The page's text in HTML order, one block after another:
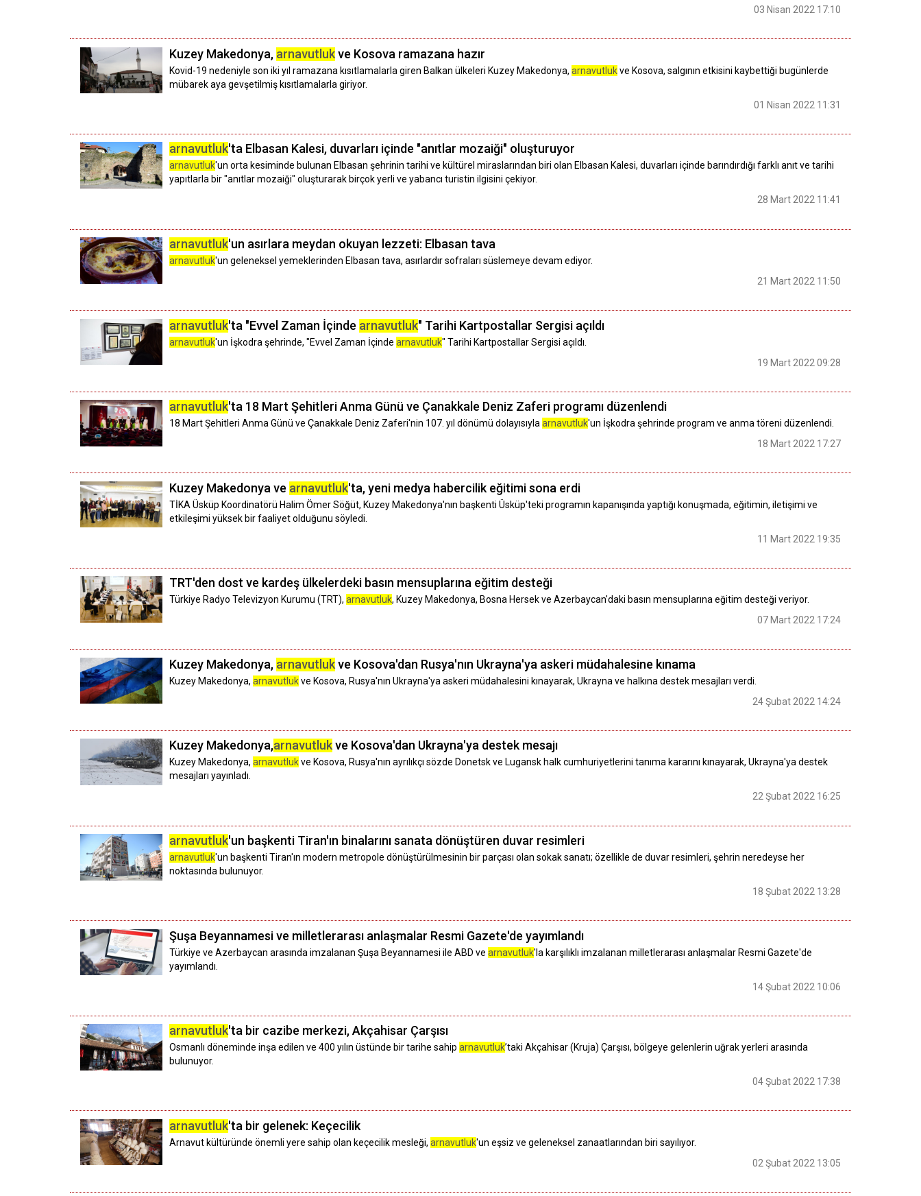
03 Nisan 2022 17:10
Kuzey Makedonya, arnavutlukve Kosova ramazana hazır
Kovid-19 nedeniyle son iki yıl ramazana kısıtlamalarla giren Balkan ülkeleri Kuzey Makedonya, arnavutlukve Kosova, salgının etkisini kaybettiği bugünlerde
mübarek aya gevşetilmiş kısıtlamalarla giriyor.
01 Nisan 2022 11:31
arnavutluk'ta Elbasan Kalesi, duvarları içinde "anıtlar mozaiği" oluşturuyor
arnavutluk'un orta kesiminde bulunan Elbasan şehrinin tarihi ve kültürel miraslarından biri olan Elbasan Kalesi, duvarları içinde barındırdığı farklı anıt ve tarihi
yapıtlarla bir "anıtlar mozaiği" oluşturarak birçok yerli ve yabancı turistin ilgisini çekiyor.
28 Mart 2022 11:41
arnavutluk'un asırlara meydan okuyan lezzeti: Elbasan tava
arnavutluk'un geleneksel yemeklerinden Elbasan tava, asırlardır sofraları süslemeye devam ediyor.
21 Mart 2022 11:50
arnavutluk'ta "Evvel Zaman İçinde arnavutluk" Tarihi Kartpostallar Sergisi açıldı
arnavutluk'un İşkodra şehrinde, "Evvel Zaman İçinde arnavutluk" Tarihi Kartpostallar Sergisi açıldı.
19 Mart 2022 09:28
arnavutluk'ta 18 Mart Şehitleri Anma Günü ve Çanakkale Deniz Zaferi programı düzenlendi
18 Mart Şehitleri Anma Günü ve Çanakkale Deniz Zaferi'nin 107. yıl dönümü dolayısıyla arnavutluk'un İşkodra şehrinde program ve anma töreni düzenlendi.
18 Mart 2022 17:27
Kuzey Makedonya ve arnavutluk'ta, yeni medya habercilik eğitimi sona erdi
TİKA Üsküp Koordinatörü Halim Ömer Söğüt, Kuzey Makedonya'nın başkenti Üsküp'teki programın kapanışında yaptığı konuşmada, eğitimin, iletişimi ve
etkileşimi yüksek bir faaliyet olduğunu söyledi.
11 Mart 2022 19:35
TRT'den dost ve kardeş ülkelerdeki basın mensuplarına eğitim desteği
Türkiye Radyo Televizyon Kurumu (TRT), arnavutluk, Kuzey Makedonya, Bosna Hersek ve Azerbaycan'daki basın mensuplarına eğitim desteği veriyor.
07 Mart 2022 17:24
Kuzey Makedonya, arnavutlukve Kosova'dan Rusya'nın Ukrayna'ya askeri müdahalesine kınama
Kuzey Makedonya, arnavutlukve Kosova, Rusya'nın Ukrayna'ya askeri müdahalesini kınayarak, Ukrayna ve halkına destek mesajları verdi.
24 Şubat 2022 14:24
Kuzey Makedonya,arnavutlukve Kosova'dan Ukrayna'ya destek mesajı
Kuzey Makedonya, arnavutlukve Kosova, Rusya'nın ayrılıkçı sözde Donetsk ve Lugansk halk cumhuriyetlerini tanıma kararını kınayarak, Ukrayna'ya destek
mesajları yayınladı.
22 Şubat 2022 16:25
arnavutluk'un başkenti Tiran'ın binalarını sanata dönüştüren duvar resimleri
arnavutluk'un başkenti Tiran'ın modern metropole dönüştürülmesinin bir parçası olan sokak sanatı; özellikle de duvar resimleri, şehrin neredeyse her
noktasında bulunuyor.
18 Şubat 2022 13:28
Şuşa Beyannamesi ve milletlerarası anlaşmalar Resmi Gazete'de yayımlandı
Türkiye ve Azerbaycan arasında imzalanan Şuşa Beyannamesi ile ABD ve arnavutluk'la karşılıklı imzalanan milletlerarası anlaşmalar Resmi Gazete'de
yayımlandı.
14 Şubat 2022 10:06
arnavutluk'ta bir cazibe merkezi, Akçahisar Çarşısı
Osmanlı döneminde inşa edilen ve 400 yılın üstünde bir tarihe sahip arnavutluk’taki Akçahisar (Kruja) Çarşısı, bölgeye gelenlerin uğrak yerleri arasında
bulunuyor.
04 Şubat 2022 17:38
arnavutluk'ta bir gelenek: Keçecilik
Arnavut kültüründe önemli yere sahip olan keçecilik mesleği, arnavutluk'un eşsiz ve geleneksel zanaatlarından biri sayılıyor.
02 Şubat 2022 13:05